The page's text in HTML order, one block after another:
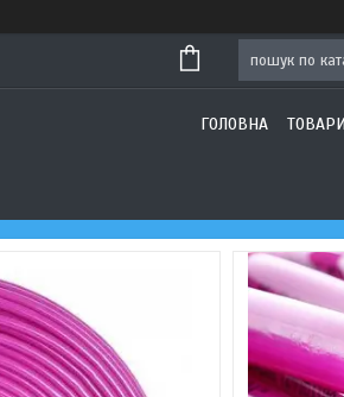
ГОЛОВНА